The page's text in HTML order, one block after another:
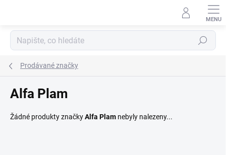
Hledat
Prodávané značky
Alfa Plam
Žádné produkty značkyAlfa Plam nebyly nalezeny...